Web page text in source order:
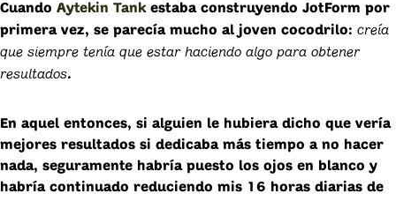
Cuando Aytekin Tankestaba construyendo JotForm por
primera vez, se parecía mucho al joven cocodrilo: creía
que siempre tenía que estar haciendo algo para obtener
resultados.
En aquel entonces, si alguien le hubiera dicho que vería
mejores resultados si dedicaba más tiempo a no hacer
nada, seguramente habría puesto los ojos en blanco y
habría continuado reduciendo mis 16 horas diarias de